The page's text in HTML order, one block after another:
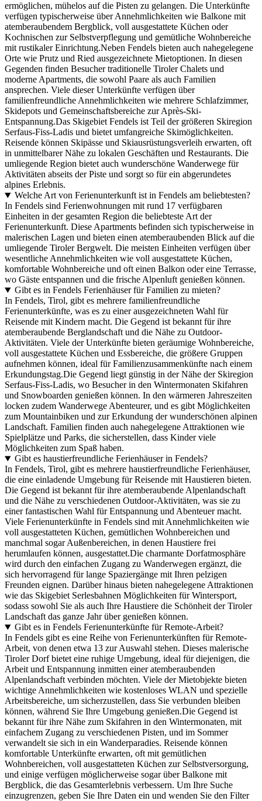
ermöglichen, mühelos auf die Pisten zu gelangen. Die Unterkünfte
verfügen typischerweise über Annehmlichkeiten wie Balkone mit
atemberaubendem Bergblick, voll ausgestattete Küchen oder
Kochnischen zur Selbstverpflegung und gemütliche Wohnbereiche
mit rustikaler Einrichtung.Neben Fendels bieten auch nahegelegene
Orte wie Prutz und Ried ausgezeichnete Mietoptionen. In diesen
Gegenden finden Besucher traditionelle Tiroler Chalets und
moderne Apartments, die sowohl Paare als auch Familien
ansprechen. Viele dieser Unterkünfte verfügen über
familienfreundliche Annehmlichkeiten wie mehrere Schlafzimmer,
Skidepots und Gemeinschaftsbereiche zur Après-Ski-
Entspannung.Das Skigebiet Fendels ist Teil der größeren Skiregion
Serfaus-Fiss-Ladis und bietet umfangreiche Skimöglichkeiten.
Reisende können Skipässe und Skiausrüstungsverleih erwarten, oft
in unmittelbarer Nähe zu lokalen Geschäften und Restaurants. Die
umliegende Region bietet auch wunderschöne Wanderwege für
Aktivitäten abseits der Piste und sorgt so für ein abgerundetes
alpines Erlebnis.
Welche Art von Ferienunterkunft ist in Fendels am beliebtesten?
In Fendels sind Ferienwohnungen mit rund 17 verfügbaren
Einheiten in der gesamten Region die beliebteste Art der
Ferienunterkunft. Diese Apartments befinden sich typischerweise in
malerischen Lagen und bieten einen atemberaubenden Blick auf die
umliegende Tiroler Bergwelt. Die meisten Einheiten verfügen über
wesentliche Annehmlichkeiten wie voll ausgestattete Küchen,
komfortable Wohnbereiche und oft einen Balkon oder eine Terrasse,
wo Gäste entspannen und die frische Alpenluft genießen können.
Gibt es in Fendels Ferienhäuser für Familien zu mieten?
In Fendels, Tirol, gibt es mehrere familienfreundliche
Ferienunterkünfte, was es zu einer ausgezeichneten Wahl für
Reisende mit Kindern macht. Die Gegend ist bekannt für ihre
atemberaubende Berglandschaft und die Nähe zu Outdoor-
Aktivitäten. Viele der Unterkünfte bieten geräumige Wohnbereiche,
voll ausgestattete Küchen und Essbereiche, die größere Gruppen
aufnehmen können, ideal für Familienzusammenkünfte nach einem
Erkundungstag.Die Gegend liegt günstig in der Nähe der Skiregion
Serfaus-Fiss-Ladis, wo Besucher in den Wintermonaten Skifahren
und Snowboarden genießen können. In den wärmeren Jahreszeiten
locken zudem Wanderwege Abenteurer, und es gibt Möglichkeiten
zum Mountainbiken und zur Erkundung der wunderschönen alpinen
Landschaft. Familien finden auch nahegelegene Attraktionen wie
Spielplätze und Parks, die sicherstellen, dass Kinder viele
Möglichkeiten zum Spaß haben.
Gibt es haustierfreundliche Ferienhäuser in Fendels?
In Fendels, Tirol, gibt es mehrere haustierfreundliche Ferienhäuser,
die eine einladende Umgebung für Reisende mit Haustieren bieten.
Die Gegend ist bekannt für ihre atemberaubende Alpenlandschaft
und die Nähe zu verschiedenen Outdoor-Aktivitäten, was sie zu
einer fantastischen Wahl für Entspannung und Abenteuer macht.
Viele Ferienunterkünfte in Fendels sind mit Annehmlichkeiten wie
voll ausgestatteten Küchen, gemütlichen Wohnbereichen und
manchmal sogar Außenbereichen, in denen Haustiere frei
herumlaufen können, ausgestattet.Die charmante Dorfatmosphäre
wird durch den einfachen Zugang zu Wanderwegen ergänzt, die
sich hervorragend für lange Spaziergänge mit Ihren pelzigen
Freunden eignen. Darüber hinaus bieten nahegelegene Attraktionen
wie das Skigebiet Serlesbahnen Möglichkeiten für Wintersport,
sodass sowohl Sie als auch Ihre Haustiere die Schönheit der Tiroler
Landschaft das ganze Jahr über genießen können.
Gibt es in Fendels Ferienunterkünfte für Remote-Arbeit?
In Fendels gibt es eine Reihe von Ferienunterkünften für Remote-
Arbeit, von denen etwa 13 zur Auswahl stehen. Dieses malerische
Tiroler Dorf bietet eine ruhige Umgebung, ideal für diejenigen, die
Arbeit und Entspannung inmitten einer atemberaubenden
Alpenlandschaft verbinden möchten. Viele der Mietobjekte bieten
wichtige Annehmlichkeiten wie kostenloses WLAN und spezielle
Arbeitsbereiche, um sicherzustellen, dass Sie verbunden bleiben
können, während Sie Ihre Umgebung genießen.Die Gegend ist
bekannt für ihre Nähe zum Skifahren in den Wintermonaten, mit
einfachem Zugang zu verschiedenen Pisten, und im Sommer
verwandelt sie sich in ein Wanderparadies. Reisende können
komfortable Unterkünfte erwarten, oft mit gemütlichen
Wohnbereichen, voll ausgestatteten Küchen zur Selbstversorgung,
und einige verfügen möglicherweise sogar über Balkone mit
Bergblick, die das Gesamterlebnis verbessern. Um Ihre Suche
einzugrenzen, geben Sie Ihre Daten ein und wenden Sie den Filter